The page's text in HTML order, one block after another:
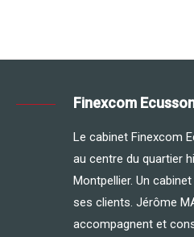
Finexcom
Le cabinet Finexcom
au centre du quartier
Montpellier. Un
ses clients. Jérôme
accompagnent et